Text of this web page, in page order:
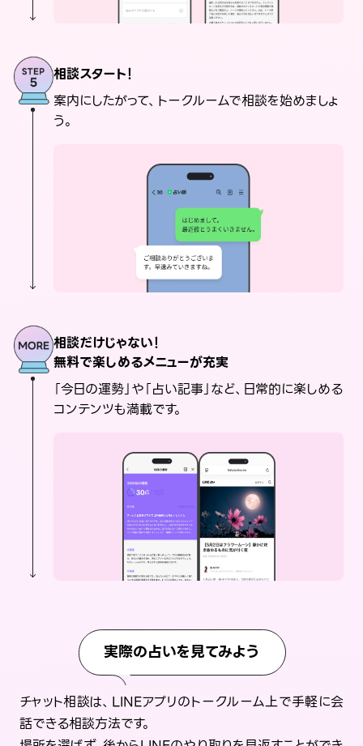
相談スタート！
案内にしたがって、トークルームで相談を始めましょ
う。
相談だけじゃない！
無料で楽しめるメニューが充実
「今日の運勢」や「占い記事」など、日常的に楽しめる
コンテンツも満載です。
実際の占いを見てみよう
チャット相談は、LINEアプリのトークルーム上で手軽に会
話できる相談方法です。